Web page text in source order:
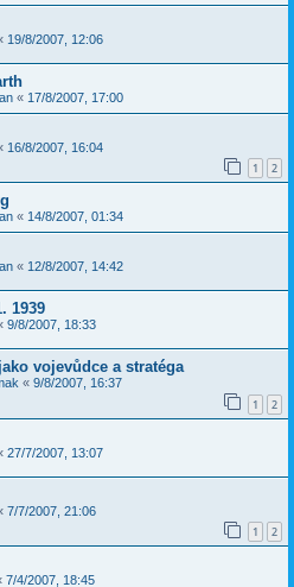
19/8/2007, 12:06
« 17/8/2007, 17:00
16/8/2007, 16:04
1 2
« 14/8/2007, 01:34
« 12/8/2007, 14:42
1939
9/8/2007, 18:33
vojevůdce a stratéga
« 9/8/2007, 16:37
1 2
27/7/2007, 13:07
7/7/2007, 21:06
1 2
7/4/2007, 18:45